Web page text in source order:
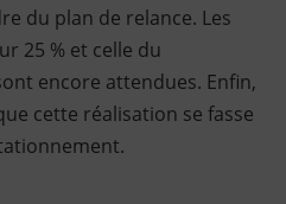
du plan de relance. Les
25 % et celle du
encore attendues. Enfin,
cette réalisation se fasse